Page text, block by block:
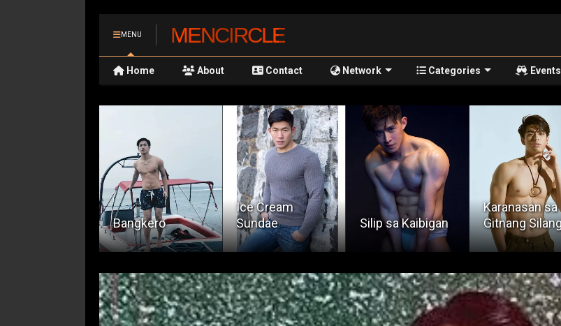
MENU MENCIRCLE
Home About Contact Network Categories Events
Ice Cream
Sundae
Silip sa Kaibigan
Karanasan sa
Gitnang Silangan
Kuya Kleng